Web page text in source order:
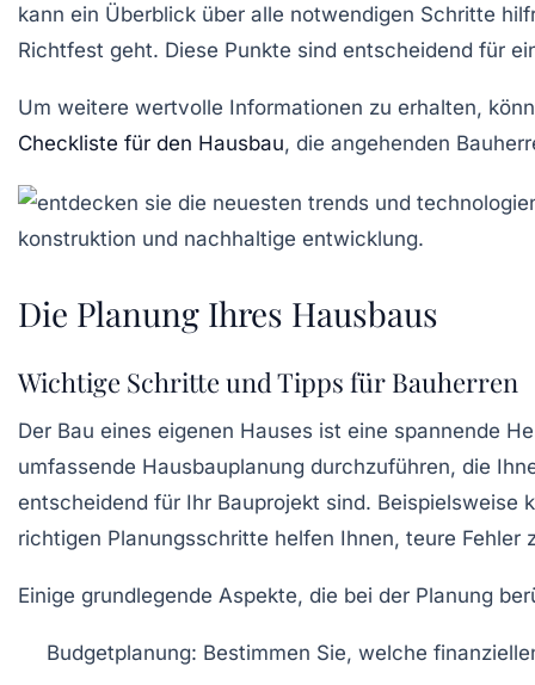
kann ein Überblick über alle notwendigen Schritte
Richtfest geht. Diese Punkte sind entscheidend für
Um weitere wertvolle Informationen zu erhalten,
Checkliste für den Hausbau, die angehenden
Die Planung Ihres Hausbaus
Wichtige Schritte und Tipps für Bauherren
Der Bau eines eigenen Hauses ist eine spannende
umfassende Hausbauplanung durchzuführen, die
entscheidend für Ihr Bauprojekt sind. Beispielsweise
richtigen Planungsschritte helfen Ihnen, teure
Einige grundlegende Aspekte, die bei der Planung
Budgetplanung: Bestimmen Sie, welche